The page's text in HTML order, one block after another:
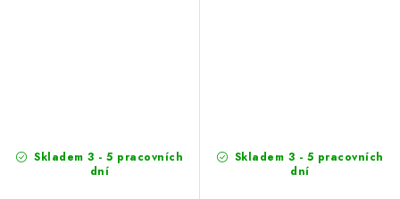
Skladem 3 - 5 pracovních
dní
Skladem 3 - 5 pracovních
dní